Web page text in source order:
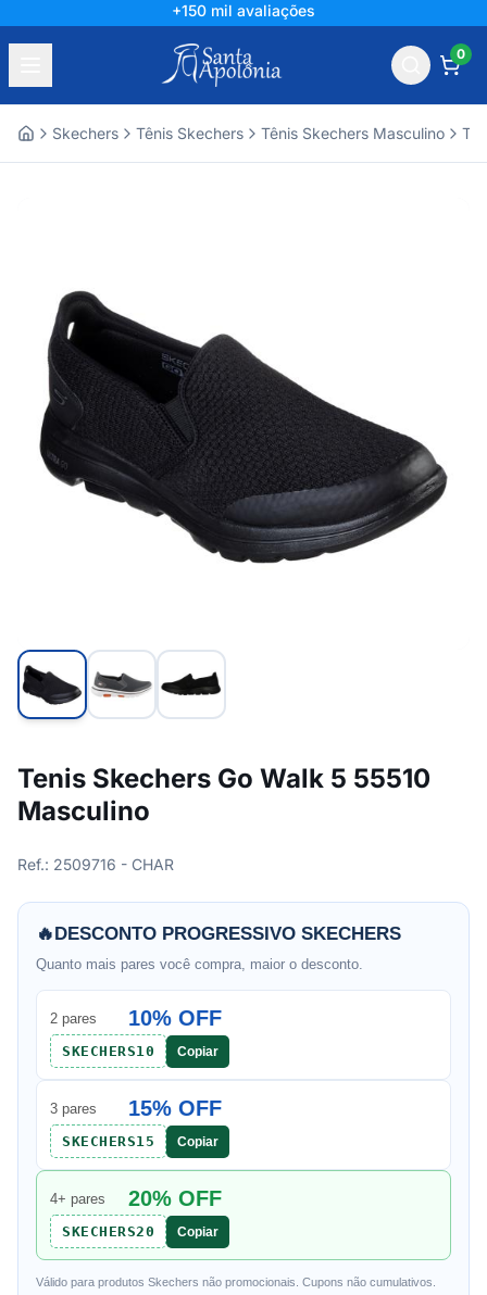
+150 mil avaliações
0
Skechers Tênis Skechers Tênis Skechers Masculino
Tenis Skechers Go Walk 5 55510
Masculino
Ref.: 2509716 - CHAR
🔥DESCONTO PROGRESSIVO SKECHERS
Quanto mais pares você compra, maior o desconto.
2 pares 10% OFF
SKECHERS10 Copiar
3 pares 15% OFF
SKECHERS15 Copiar
4+ pares 20% OFF
SKECHERS20 Copiar
Válido para produtos Skechers não promocionais. Cupons não cumulativos.